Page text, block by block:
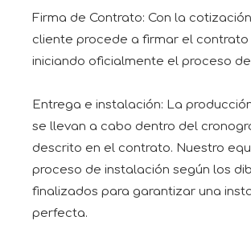
Firma de Contrato: Con la
cliente procede a firmar el contrato
iniciando oficialmente el proceso
Entrega e instalación: La
se llevan a cabo dentro del
descrito en el contrato. Nuestro
proceso de instalación según los
finalizados para garantizar una
perfecta.